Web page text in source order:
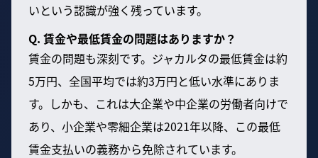
いという認識が強く残っています。
Q. 賃金や最低賃金の問題はありますか？
賃金の問題も深刻です。ジャカルタの最低賃金は約
5万円、全国平均では約3万円と低い水準にありま
す。しかも、これは大企業や中企業の労働者向けで
あり、小企業や零細企業は2021年以降、この最低
賃金支払いの義務から免除されています。